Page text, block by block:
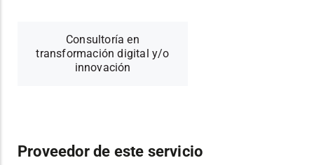
Consultoría en
transformación digital y/o
innovación
Proveedor de este servicio